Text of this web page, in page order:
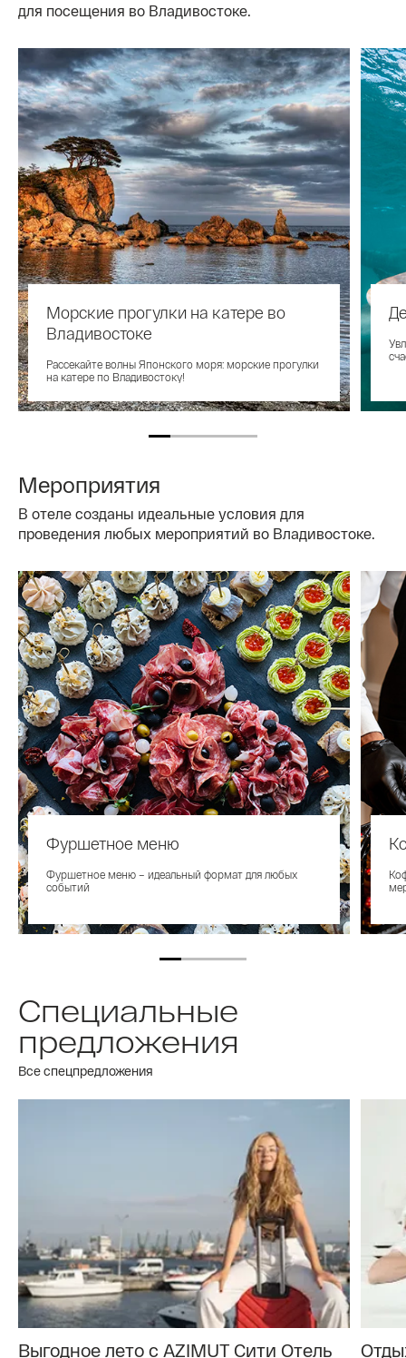
для посещения во Владивостоке.
Морские прогулки на катере во
Владивостоке
Рассекайте волны Японского моря: морские прогулки
на катере по Владивостоку!
Мероприятия
В отеле созданы идеальные условия для
проведения любых мероприятий во Владивостоке.
Фуршетное меню
Фуршетное меню – идеальный формат для любых
событий
Специальные
предложения
Все спецпредложения
Выгодное лето с AZIMUT Cити Отель